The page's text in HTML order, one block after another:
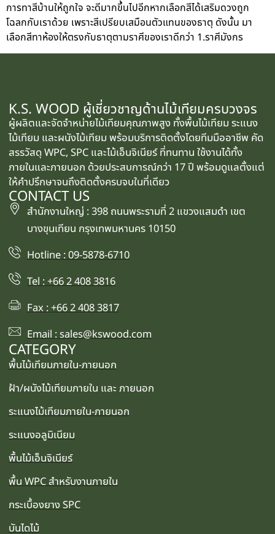
การทาสีบ้านให้ถูกใจ จะดีมากขึ้นไปอีกหากเลือกสีได้เสริมดวงถูก
โฉลกกับเราด้วย เพราะสีเปรียบเสมือนตัวแทนของธาตุ ดังนั้น มา
เลือกสีทาห้องให้ตรงกับธาตุตามราศีของเราดีกว่า 1.ราศีมังกร
K.S. WOOD ผู้เชี่ยวชาญด้านไม้เทียมครบวงจร
ผู้ผลิตและจัดจำหน่ายไม้เทียมคุณภาพสูง ทั้งพื้นไม้เทียม ระแนง
ไม้เทียม และผนังไม้เทียม พร้อมบริการติดตั้งโดยทีมมืออาชีพ คัด
สรรวัสดุ WPC, SPC และไม้เอ็นจิเนียร์ ที่ทนทาน ใช้งานได้ทั้ง
ภายในและภายนอก ด้วยประสบการณ์กว่า 17 ปี พร้อมดูแลตั้งแต่
ให้คำปรึกษาจนถึงติดตั้งครบจบในที่เดียว
CONTACT US
สำนักงานใหญ่ : 398 ถนนพระรามที่ 2 แขวงแสมดำ เขต
บางขุนเทียน กรุงเทพมหานคร 10150
Hotline : 09-5878-6710
Tel : +66 2 408 3816
Fax : +66 2 408 3817
Email : sales@kswood.com
CATEGORY
พื้นไม้เทียมภายใน-ภายนอก
ฝ้า/ผนังไม้เทียมภายใน และ ภายนอก
ระแนงไม้เทียมภายใน-ภายนอก
ระแนงอลูมิเนียม
พื้นไม้เอ็นจิเนียร์
พื้น WPC สำหรับงานภายใน
กระเบื้องยาง SPC
บันไดไม้